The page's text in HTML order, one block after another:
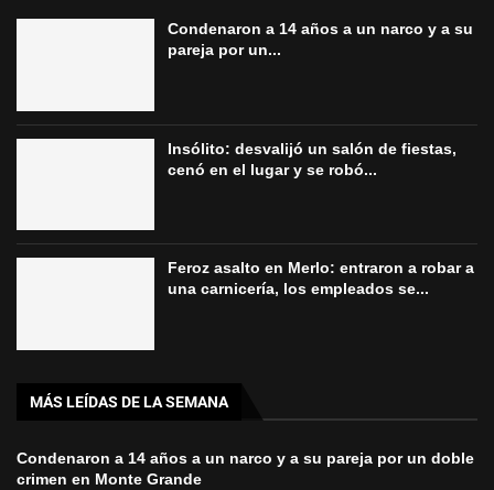
Condenaron a 14 años a un narco y a su
pareja por un...
Insólito: desvalijó un salón de fiestas,
cenó en el lugar y se robó...
Feroz asalto en Merlo: entraron a robar a
una carnicería, los empleados se...
MÁS LEÍDAS DE LA SEMANA
Condenaron a 14 años a un narco y a su pareja por un doble
crimen en Monte Grande